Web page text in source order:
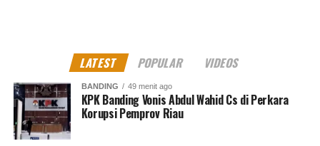
LATEST POPULAR VIDEOS
BANDING 49 menit ago
KPK Banding Vonis Abdul Wahid Cs di Perkara
Korupsi Pemprov Riau